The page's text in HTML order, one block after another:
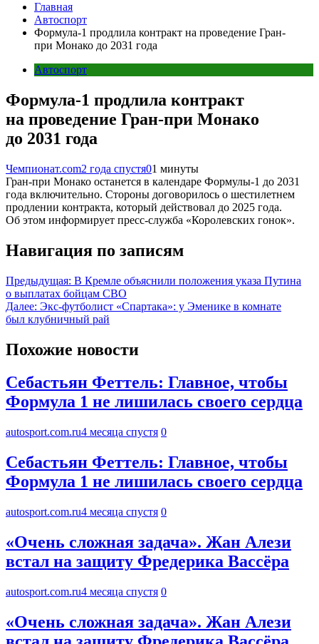
Главная
Автоспорт
Формула-1 продлила контракт на проведение Гран-
при Монако до 2031 года
Автоспорт
Формула-1 продлила контракт
на проведение Гран-при Монако
до 2031 года
Чемпионат.com2 года спустя01 минуты
Гран-при Монако останется в календаре Формулы-1 до 2031
года включительно. Стороны договорилось о шестилетнем
продлении контракта, который действовал до 2025 года.
Об этом информирует пресс-служба «Королевских гонок».
Навигация по записям
Предыдущая: В Кремле объяснили положения указа Путина
о выплатах бойцам СВО
Далее: Экс-футболист «Спартака»: у Эменике в комнате
был клубничный рай
Похожие новости
Себастьян Феттель: Главное, чтобы
Формула 1 не лишилась своего сердца
autosport.com.ru4 месяца спустя 0
Себастьян Феттель: Главное, чтобы
Формула 1 не лишилась своего сердца
autosport.com.ru4 месяца спустя 0
«Очень сложная задача». Жан Алези
встал на защиту Фредерика Вассёра
autosport.com.ru4 месяца спустя 0
«Очень сложная задача». Жан Алези